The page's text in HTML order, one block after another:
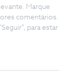
Marque
comentários.
para estar